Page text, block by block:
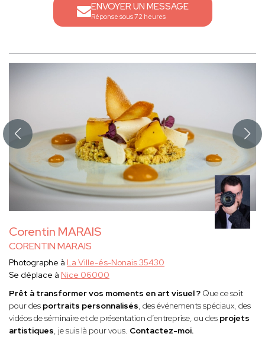
ENVOYER UN MESSAGE
Réponse sous 72 heures
Corentin MARAIS
CORENTIN MARAIS
Photographe à La Ville-és-Nonais 35430
Se déplace à Nice 06000
Prêt à transformer vos moments en art visuel ? Que ce soit
pour des portraits personnalisés, des événements spéciaux, des
vidéos de séminaire et de présentation d’entreprise, ou des projets
artistiques, je suis là pour vous. Contactez-moi.